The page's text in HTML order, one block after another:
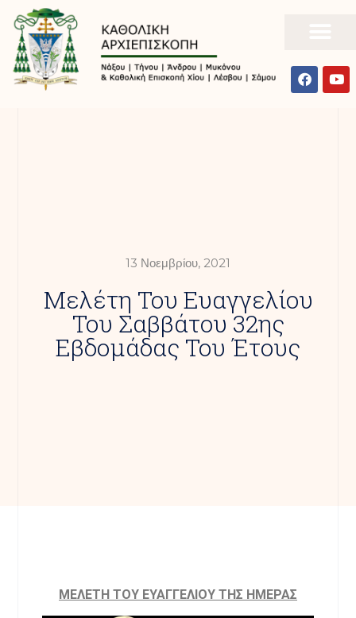
13 Νοεμβρίου, 2021
Μελέτη Του Ευαγγελίου
Του Σαββάτου 32ης
Εβδομάδας Του Έτους
MΕΛΕΤΗ ΤΟΥ ΕΥΑΓΓΕΛΙΟΥ ΤΗΣ ΗΜΕΡΑΣ